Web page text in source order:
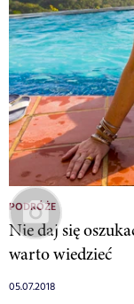
PODRÓŻE
Nie daj się
warto wiedzieć
05.07.2018